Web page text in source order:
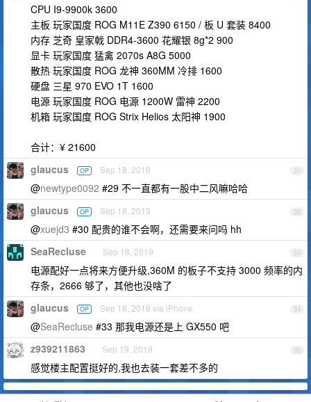
CPU I9-9900k 3600
主板 玩家国度 ROG M11E Z390 6150 / 板 U 套装 8400
内存 芝奇 皇家戟 DDR4-3600 花耀银 8g*2 900
显卡 玩家国度 猛禽 2070s A8G 5000
散热 玩家国度 ROG 龙神 360MM 冷排 1600
硬盘 三星 970 EVO 1T 1600
电源 玩家国度 ROG 电源 1200W 雷神 2200
机箱 玩家国度 ROG Strix Helios 太阳神 1900
合计：¥ 21600
31
glaucus OP Sep 18, 2019
@newtype0092 #29 不一直都有一股中二风嘛哈哈
32
glaucus OP Sep 18, 2019
@xuejd3 #30 配贵的谁不会啊，还需要来问吗 hh
33
SeaRecluse Sep 18, 2019
电源配好一点将来方便升级,360M 的板子不支持 3000 频率的内
存条，2666 够了，其他也没啥了
34
glaucus OP Sep 18, 2019 via iPhone
@SeaRecluse #33 那我电源还是上 GX550 吧
35
z939211863 Sep 19, 2019
感觉楼主配置挺好的,我也去装一套差不多的